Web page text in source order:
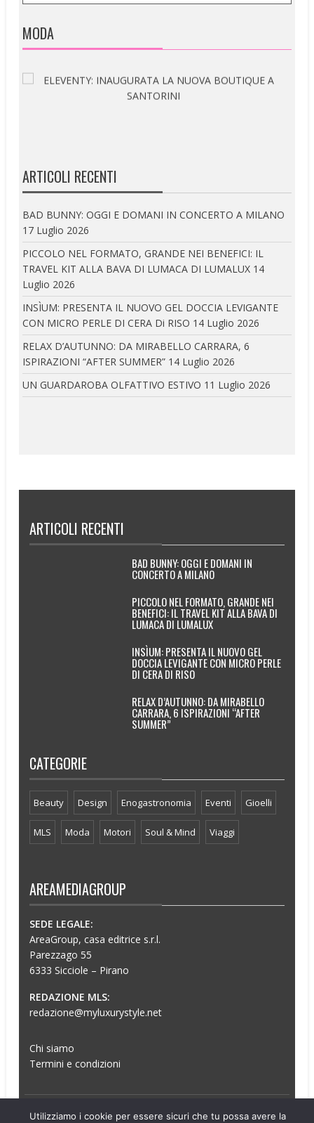
MODA
ARTICOLI RECENTI
BAD BUNNY: OGGI E DOMANI IN CONCERTO A MILANO
17 Luglio 2026
PICCOLO NEL FORMATO, GRANDE NEI BENEFICI: IL
TRAVEL KIT ALLA BAVA DI LUMACA DI LUMALUX 14
Luglio 2026
INSÌUM: PRESENTA IL NUOVO GEL DOCCIA LEVIGANTE
CON MICRO PERLE DI CERA Di RISO 14 Luglio 2026
RELAX D’AUTUNNO: DA MIRABELLO CARRARA, 6
ISPIRAZIONI “AFTER SUMMER” 14 Luglio 2026
UN GUARDAROBA OLFATTIVO ESTIVO 11 Luglio 2026
ARTICOLI RECENTI
BAD BUNNY: OGGI E DOMANI IN
CONCERTO A MILANO
PICCOLO NEL FORMATO, GRANDE NEI
BENEFICI: IL TRAVEL KIT ALLA BAVA DI
LUMACA DI LUMALUX
INSÌUM: PRESENTA IL NUOVO GEL
DOCCIA LEVIGANTE CON MICRO PERLE
DI CERA DI RISO
RELAX D’AUTUNNO: DA MIRABELLO
CARRARA, 6 ISPIRAZIONI “AFTER
SUMMER”
CATEGORIE
Beauty Design Enogastronomia Eventi Gioelli
MLS Moda Motori Soul & Mind Viaggi
AREAMEDIAGROUP
SEDE LEGALE:
AreaGroup, casa editrice s.r.l.
Parezzago 55
6333 Sicciole – Pirano
REDAZIONE MLS:
redazione@myluxurystyle.net
Chi siamo
Termini e condizioni
© 2026 My Luxury Style Magazine
Utilizziamo i cookie per essere sicuri che tu possa avere la